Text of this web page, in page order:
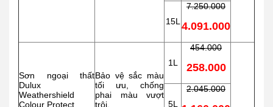
15L
7.250.000
4.091.000
Sơn ngoại thất
Dulux
Weathershield
Colour Protect
Bảo vệ sắc màu
tối ưu, chống
phai màu vượt
trội.
1L
454.000
258.000
5L
2.045.000